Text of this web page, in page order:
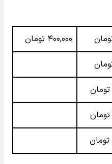
۴۰۰,۰۰۰ تومان